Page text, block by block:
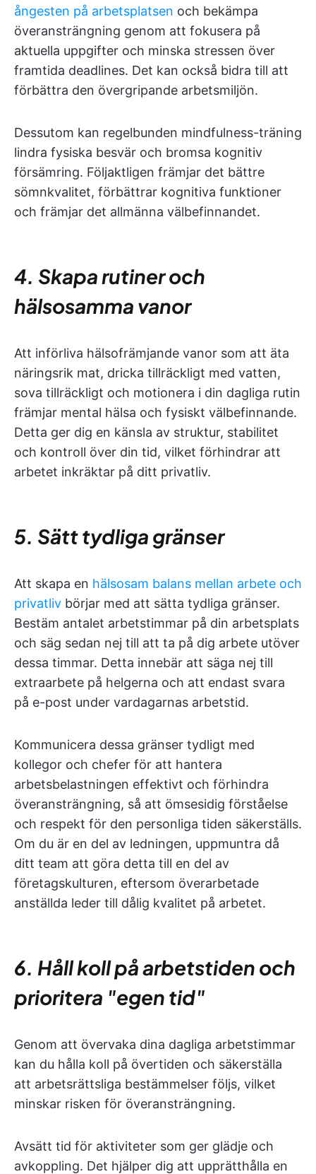
ångesten på arbetsplatsen och bekämpa
överansträngning genom att fokusera på
aktuella uppgifter och minska stressen över
framtida deadlines. Det kan också bidra till att
förbättra den övergripande arbetsmiljön.
Dessutom kan regelbunden mindfulness-träning
lindra fysiska besvär och bromsa kognitiv
försämring. Följaktligen främjar det bättre
sömnkvalitet, förbättrar kognitiva funktioner
och främjar det allmänna välbefinnandet.
4. Skapa rutiner och
hälsosamma vanor
Att införliva hälsofrämjande vanor som att äta
näringsrik mat, dricka tillräckligt med vatten,
sova tillräckligt och motionera i din dagliga rutin
främjar mental hälsa och fysiskt välbefinnande.
Detta ger dig en känsla av struktur, stabilitet
och kontroll över din tid, vilket förhindrar att
arbetet inkräktar på ditt privatliv.
5. Sätt tydliga gränser
Att skapa en hälsosam balans mellan arbete och
privatliv börjar med att sätta tydliga gränser.
Bestäm antalet arbetstimmar på din arbetsplats
och säg sedan nej till att ta på dig arbete utöver
dessa timmar. Detta innebär att säga nej till
extraarbete på helgerna och att endast svara
på e-post under vardagarnas arbetstid.
Kommunicera dessa gränser tydligt med
kollegor och chefer för att hantera
arbetsbelastningen effektivt och förhindra
överansträngning, så att ömsesidig förståelse
och respekt för den personliga tiden säkerställs.
Om du är en del av ledningen, uppmuntra då
ditt team att göra detta till en del av
företagskulturen, eftersom överarbetade
anställda leder till dålig kvalitet på arbetet.
6. Håll koll på arbetstiden och
prioritera "egen tid"
Genom att övervaka dina dagliga arbetstimmar
kan du hålla koll på övertiden och säkerställa
att arbetsrättsliga bestämmelser följs, vilket
minskar risken för överansträngning.
Avsätt tid för aktiviteter som ger glädje och
avkoppling. Det hjälper dig att upprätthålla en